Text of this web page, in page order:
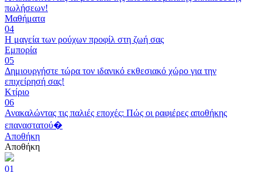
πωλήσεων!
Μαθήματα
04
Η μαγεία των ρούχων προφίλ στη ζωή σας
Εμπορία
05
Δημιουργήστε τώρα τον ιδανικό εκθεσιακό χώρο για την
επιχείρησή σας!
Κτίριο
06
Ανακαλώντας τις παλιές εποχές: Πώς οι ραφιέρες αποθήκης
επαναστατού�
Αποθήκη
Αποθήκη
01